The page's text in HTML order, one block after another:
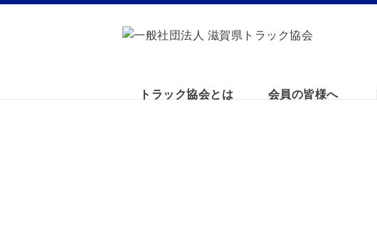
トラック協会とは 会員の皆様へ